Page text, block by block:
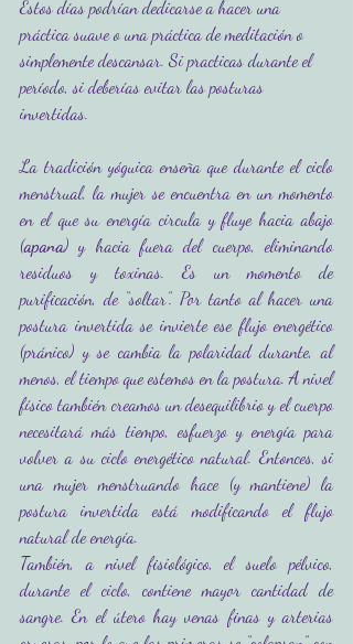
Estos días podrían dedicarse a hacer una
práctica suave o una práctica de meditación o
simplemente descansar. Si practicas durante el
período, si deberías evitar las posturas
invertidas.
La tradición yóguica enseña que durante el ciclo
menstrual, la mujer se encuentra en un momento
en el que su energía circula y fluye hacia abajo
(apana) y hacia fuera del cuerpo, eliminando
residuos y toxinas. Es un momento de
purificación, de “soltar”. Por tanto al hacer una
postura invertida se invierte ese flujo energético
(pránico) y se cambia la polaridad durante, al
menos, el tiempo que estemos en la postura. A nivel
físico también creamos un desequilibrio y el cuerpo
necesitará más tiempo, esfuerzo y energía para
volver a su ciclo energético natural. Entonces, si
una mujer menstruando hace (y mantiene) la
postura invertida está modificando el flujo
natural de energía.
También, a nivel fisiológico, el suelo pélvico,
durante el ciclo, contiene mayor cantidad de
sangre. En el útero hay venas finas y arterias